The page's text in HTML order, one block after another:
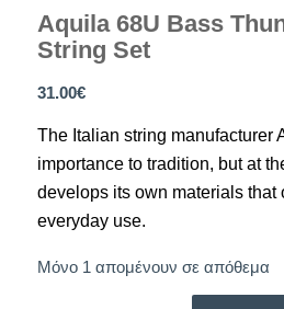
Aquila 68U Bass
String Set
31.00€
The Italian string manufacturer
importance to tradition, but at
develops its own materials that
everyday use.
Μόνο 1 απομένουν σε απόθεμα